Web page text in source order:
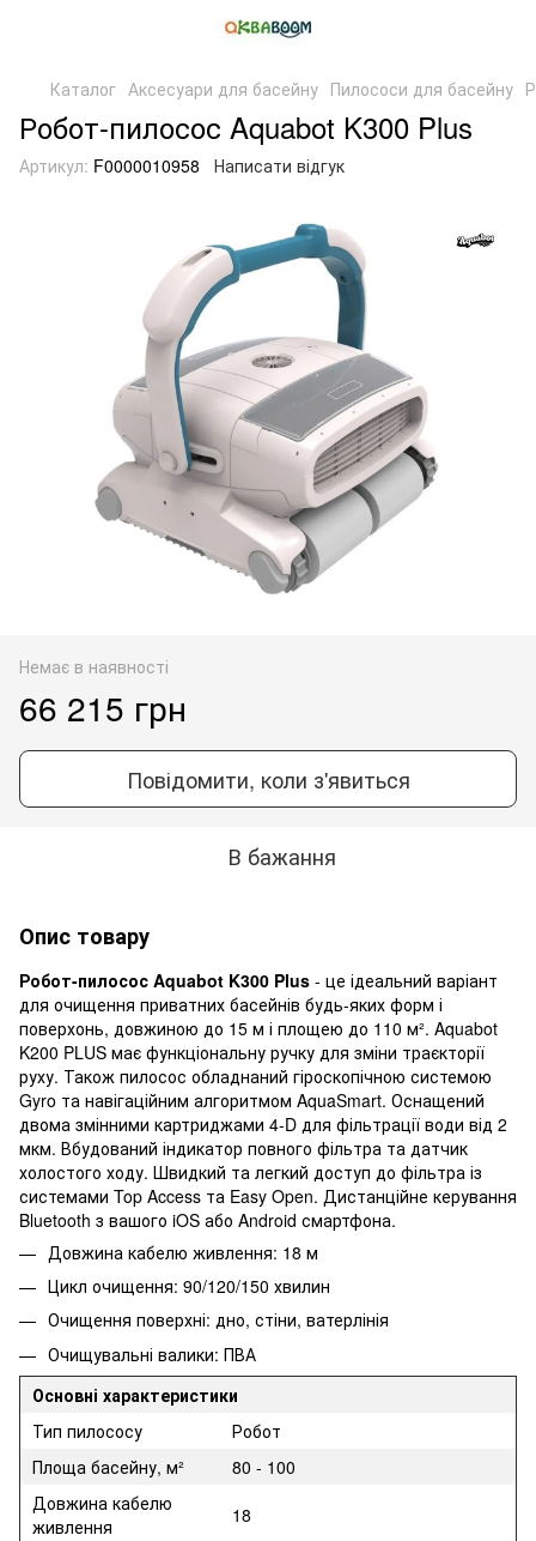
Каталог Аксесуари для басейну Пилососи для басейну
Робот-пилосос Aquabot K300 Plus
Артикул: F0000010958 Написати відгук
Немає в наявності
66 215 грн
Повідомити, коли з'явиться
В бажання
Опис товару
Робот-пилосос Aquabot K300 Plus - це ідеальний варіант
для очищення приватних басейнів будь-яких форм і
поверхонь, довжиною до 15 м і площею до 110 м². Aquabot
K200 PLUS має функціональну ручку для зміни траєкторії
руху. Також пилосос обладнаний гіроскопічною системою
Gyro та навігаційним алгоритмом AquaSmart. Оснащений
двома змінними картриджами 4-D для фільтрації води від 2
мкм. Вбудований індикатор повного фільтра та датчик
холостого ходу. Швидкий та легкий доступ до фільтра із
системами Top Access та Easy Open. Дистанційне керування
Bluetooth з вашого iOS або Android смартфона.
Довжина кабелю живлення: 18 м
Цикл очищення: 90/120/150 хвилин
Очищення поверхні: дно, стіни, ватерлінія
Очищувальні валики: ПВА
Основні характеристики
Тип пилососу
Робот
Площа басейну, м²
80 - 100
Довжина кабелю
живлення
18